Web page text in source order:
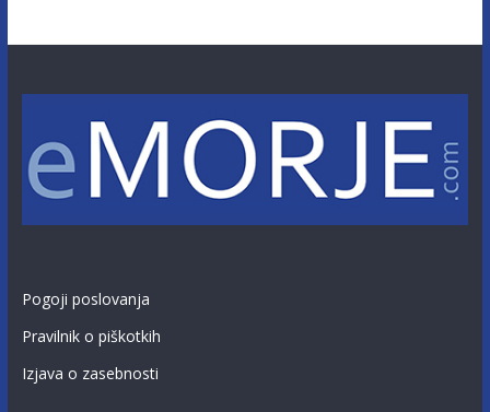
Pogoji poslovanja
Pravilnik o piškotkih
Izjava o zasebnosti